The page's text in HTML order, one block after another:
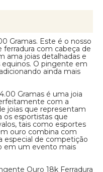
Gramas. Este é o nosso
com cabeça de
ama joias detalhadas e
O pingente em
ainda mais
Gramas é uma joia
com a
joias que representam
os esportistas que
tais como esportes
ouro combina com
especial de competição
em um evento mais
Ouro 18k Ferradura